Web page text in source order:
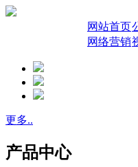
网站首页
网络营销
更多..
产品中心